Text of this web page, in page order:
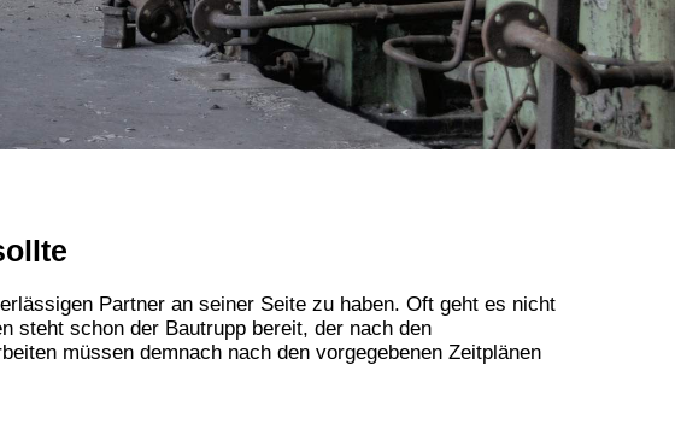
Partner an seiner Seite zu haben. Oft geht es nicht
steht schon der Bautrupp bereit, der nach den
müssen demnach nach den vorgegebenen Zeitplänen